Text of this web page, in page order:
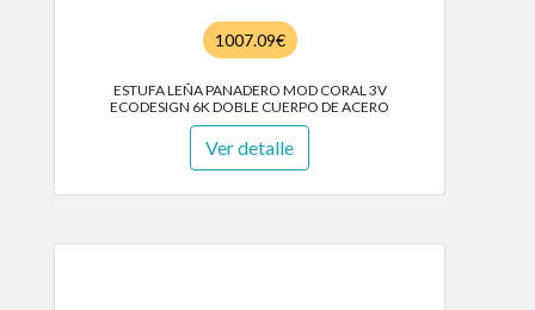
1007.09€
ESTUFA LEÑA PANADERO MOD CORAL 3V
ECODESIGN 6K DOBLE CUERPO DE ACERO
Ver detalle